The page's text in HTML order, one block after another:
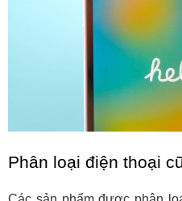
Phân loại điện thoại